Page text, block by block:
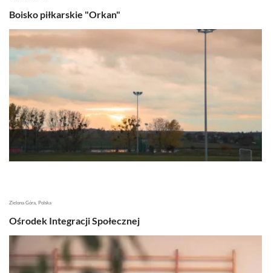
Boisko piłkarskie "Orkan"
Zielona Góra, Polska
Ośrodek Integracji Społecznej